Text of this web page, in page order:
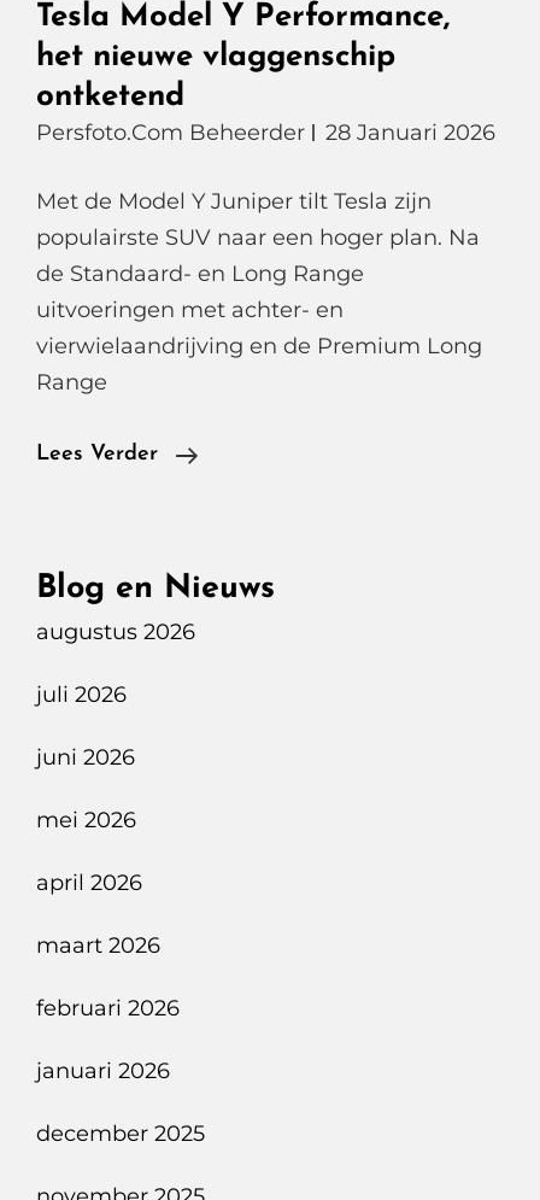
Tesla Model Y Performance,
het nieuwe vlaggenschip
ontketend
Persfoto.com Beheerder 28 Januari 2026
Met de Model Y Juniper tilt Tesla zijn
populairste SUV naar een hoger plan. Na
de Standaard- en Long Range
uitvoeringen met achter- en
vierwielaandrijving en de Premium Long
Range
Lees Verder
Tesla
Het
Blog en Nieuws
augustus 2026
juli 2026
juni 2026
mei 2026
april 2026
maart 2026
februari 2026
januari 2026
december 2025